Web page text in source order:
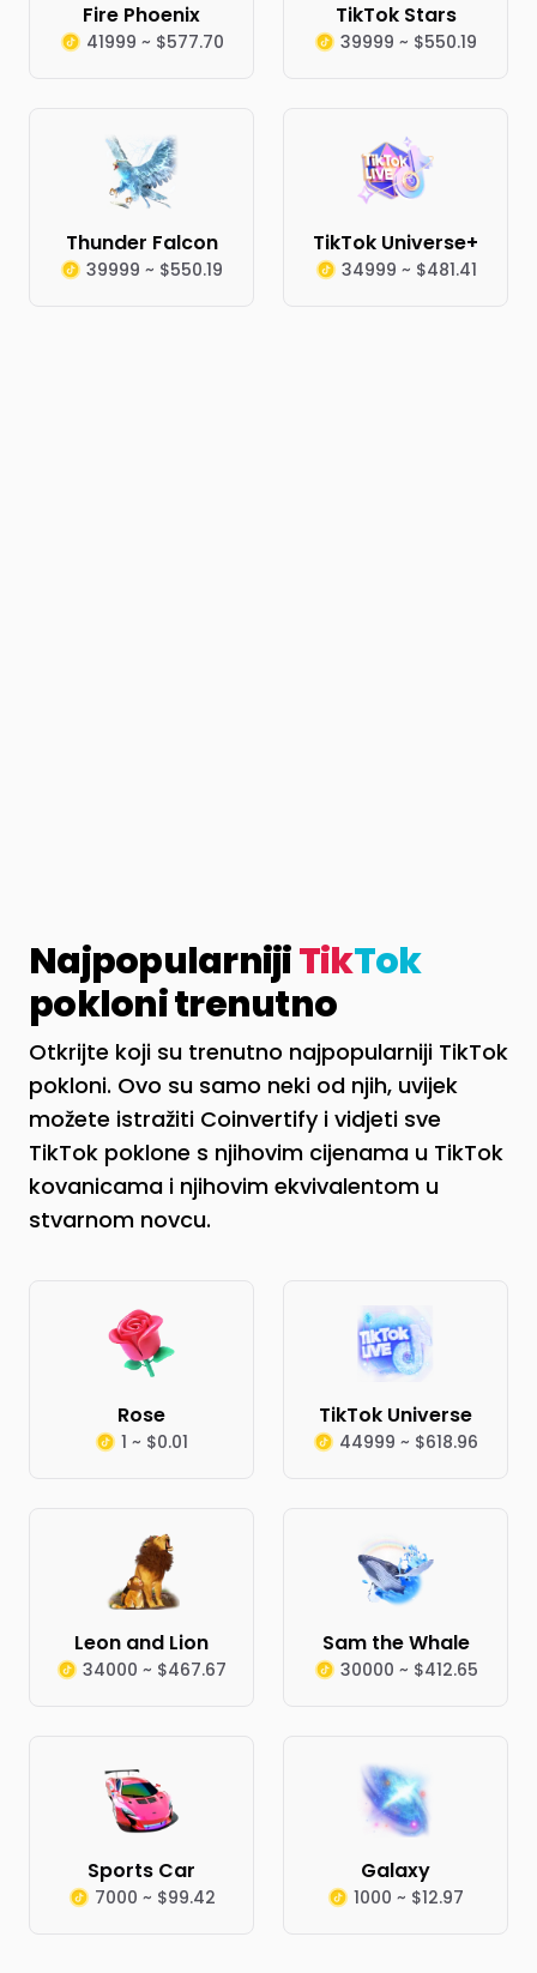
Fire Phoenix
41999 ~ $577.70
TikTok Stars
39999 ~ $550.19
Thunder Falcon
39999 ~ $550.19
TikTok Universe+
34999 ~ $481.41
NajpopularnijiTikTok
pokloni trenutno
Otkrijte koji su trenutno najpopularniji TikTok
pokloni. Ovo su samo neki od njih, uvijek
možete istražiti Coinvertify i vidjeti sve
TikTok poklone s njihovim cijenama u TikTok
kovanicama i njihovim ekvivalentom u
stvarnom novcu.
Rose
1 ~ $0.01
TikTok Universe
44999 ~ $618.96
Leon and Lion
34000 ~ $467.67
Sam the Whale
30000 ~ $412.65
Sports Car
7000 ~ $99.42
Galaxy
1000 ~ $12.97